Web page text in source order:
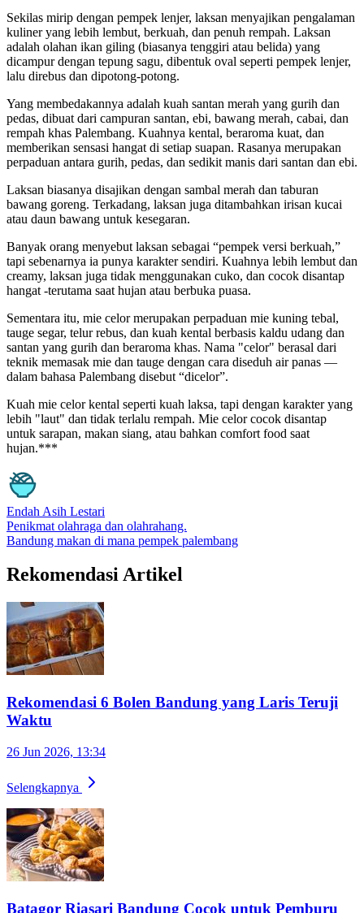
Sekilas mirip dengan pempek lenjer, laksan menyajikan pengalaman
kuliner yang lebih lembut, berkuah, dan penuh rempah. Laksan
adalah olahan ikan giling (biasanya tenggiri atau belida) yang
dicampur dengan tepung sagu, dibentuk oval seperti pempek lenjer,
lalu direbus dan dipotong-potong.
Yang membedakannya adalah kuah santan merah yang gurih dan
pedas, dibuat dari campuran santan, ebi, bawang merah, cabai, dan
rempah khas Palembang. Kuahnya kental, beraroma kuat, dan
memberikan sensasi hangat di setiap suapan. Rasanya merupakan
perpaduan antara gurih, pedas, dan sedikit manis dari santan dan ebi.
Laksan biasanya disajikan dengan sambal merah dan taburan
bawang goreng. Terkadang, laksan juga ditambahkan irisan kucai
atau daun bawang untuk kesegaran.
Banyak orang menyebut laksan sebagai “pempek versi berkuah,”
tapi sebenarnya ia punya karakter sendiri. Kuahnya lebih lembut dan
creamy, laksan juga tidak menggunakan cuko, dan cocok disantap
hangat -terutama saat hujan atau berbuka puasa.
Sementara itu, mie celor merupakan perpaduan mie kuning tebal,
tauge segar, telur rebus, dan kuah kental berbasis kaldu udang dan
santan yang gurih dan beraroma khas. Nama "celor" berasal dari
teknik memasak mie dan tauge dengan cara diseduh air panas —
dalam bahasa Palembang disebut “dicelor”.
Kuah mie celor kental seperti kuah laksa, tapi dengan karakter yang
lebih "laut" dan tidak terlalu rempah. Mie celor cocok disantap
untuk sarapan, makan siang, atau bahkan comfort food saat
hujan.***
Endah Asih Lestari
Penikmat olahraga dan olahrahang.
Bandung makan di mana pempek palembang
Rekomendasi Artikel
Rekomendasi 6 Bolen Bandung yang Laris Teruji
Waktu
26 Jun 2026, 13:34
Selengkapnya
Batagor Riasari Bandung Cocok untuk Pemburu